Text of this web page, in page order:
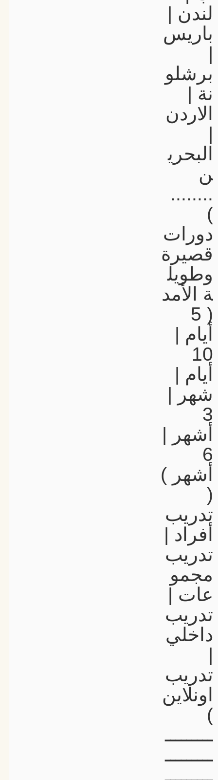
لندن |
باريس
|
برشلو
نة |
الاردن
|
البحري
ن
........
)
دورات
قصيرة
وطويل
ة الأمد
( 5
أيام |
10
أيام |
شهر |
3
أشهر |
6
أشهر )
(
تدريب
أفراد |
تدريب
مجمو
عات |
تدريب
داخلي
|
تدريب
اونلاين
)
ـــــــــ
ـــــــــ
ـــــــــ